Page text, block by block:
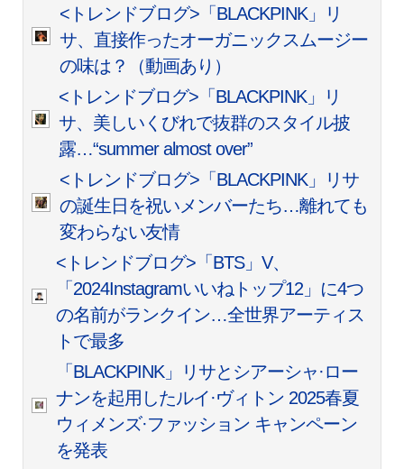
<トレンドブログ>「BLACKPINK」リ
サ、直接作ったオーガニックスムージー
の味は？（動画あり）
<トレンドブログ>「BLACKPINK」リ
サ、美しいくびれで抜群のスタイル披
露…“summer almost over”
<トレンドブログ>「BLACKPINK」リサ
の誕生日を祝いメンバーたち…離れても
変わらない友情
<トレンドブログ>「BTS」V、
「2024Instagramいいねトップ12」に4つ
の名前がランクイン…全世界アーティス
トで最多
「BLACKPINK」リサとシアーシャ·ロー
ナンを起用したルイ·ヴィトン 2025春夏
ウィメンズ·ファッション キャンペーン
を発表